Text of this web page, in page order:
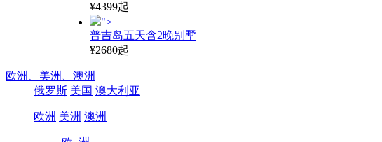
¥4399起
">
普吉岛五天含2晚别墅
¥2680起
欧洲、 美洲、 澳洲
俄罗斯 美国 澳大利亚
欧洲 美洲 澳洲